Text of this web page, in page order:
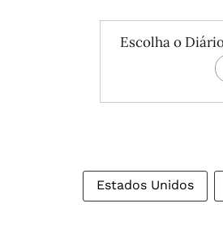
Escolha o
Estados Unidos